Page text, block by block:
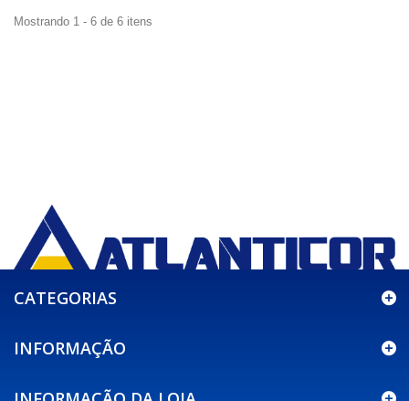
Mostrando 1 - 6 de 6 itens
CATEGORIAS
INFORMAÇÃO